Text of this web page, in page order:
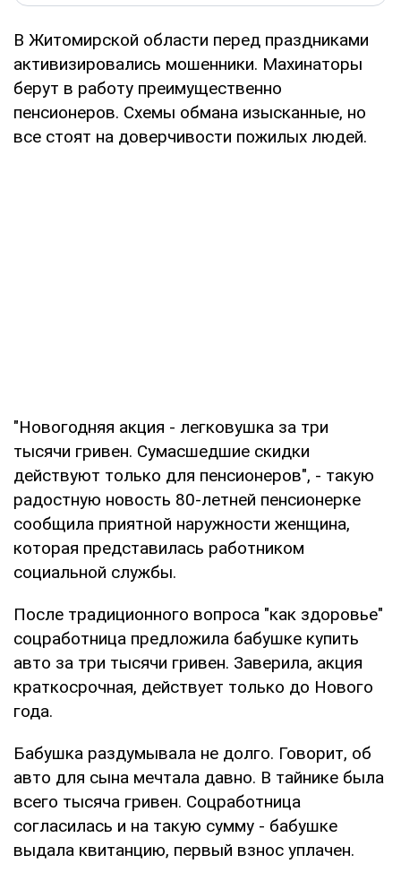
В Житомирской области перед праздниками
активизировались мошенники. Махинаторы
берут в работу преимущественно
пенсионеров. Схемы обмана изысканные, но
все стоят на доверчивости пожилых людей.
"Новогодняя акция - легковушка за три
тысячи гривен. Сумасшедшие скидки
действуют только для пенсионеров", - такую
радостную новость 80-летней пенсионерке
сообщила приятной наружности женщина,
которая представилась работником
социальной службы.
После традиционного вопроса "как здоровье"
соцработница предложила бабушке купить
авто за три тысячи гривен. Заверила, акция
краткосрочная, действует только до Нового
года.
Бабушка раздумывала не долго. Говорит, об
авто для сына мечтала давно. В тайнике была
всего тысяча гривен. Соцработница
согласилась и на такую сумму - бабушке
выдала квитанцию, первый взнос уплачен.